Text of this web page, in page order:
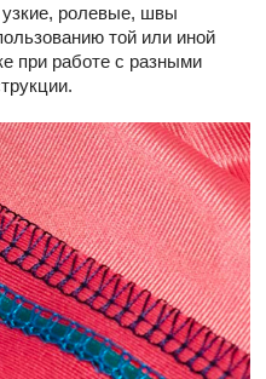
ролевые, швы
той или иной
при работе с разными